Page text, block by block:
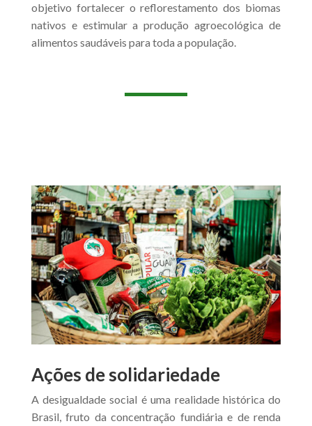
objetivo fortalecer o reflorestamento dos biomas
nativos e estimular a produção agroecológica de
alimentos saudáveis para toda a população.
Ações de solidariedade
A desigualdade social é uma realidade histórica do
Brasil, fruto da concentração fundiária e de renda